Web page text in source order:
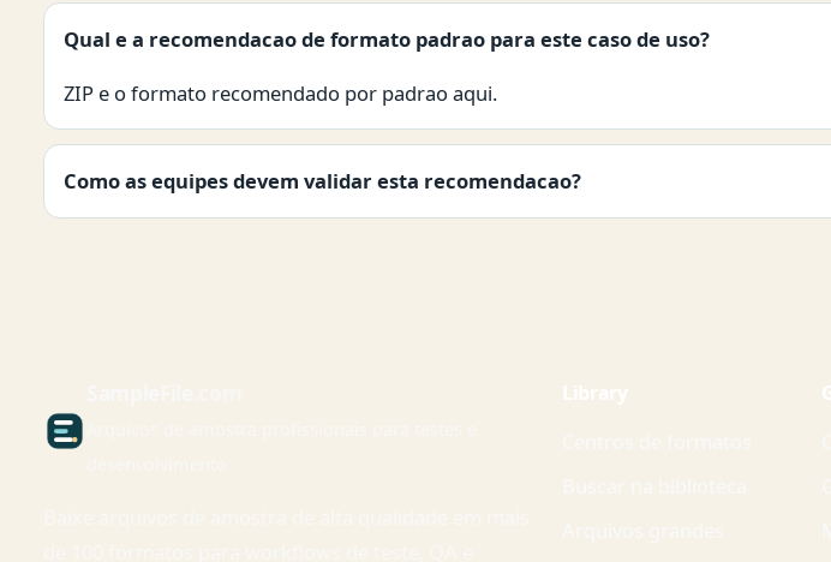
Qual e a recomendacao de formato padrao para este caso de uso?
ZIP e o formato recomendado por padrao aqui.
Como as equipes devem validar esta recomendacao?